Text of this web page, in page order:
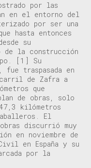
por las
en el entorno del
por ser una
hasta entonces
su
la construcción
[1]
Su
fue traspasada en
de Zafra a
que
de obras , solo
kilómetros
. El
obras discurrió muy
en noviembre de
en España y su
por la